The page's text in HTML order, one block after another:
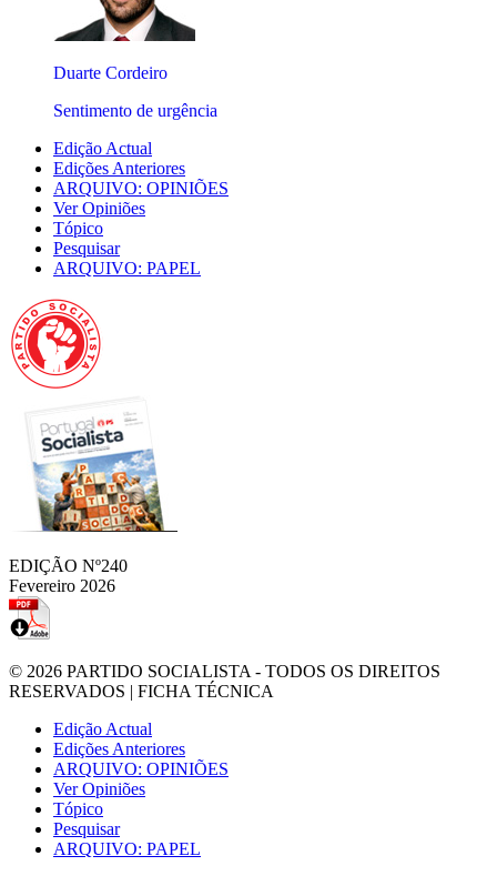
Duarte Cordeiro
Sentimento de urgência
Edição Actual
Edições Anteriores
ARQUIVO: OPINIÕES
Ver Opiniões
Tópico
Pesquisar
ARQUIVO: PAPEL
EDIÇÃO Nº240
Fevereiro 2026
© 2026 PARTIDO SOCIALISTA - TODOS OS DIREITOS
RESERVADOS | FICHA TÉCNICA
Edição Actual
Edições Anteriores
ARQUIVO: OPINIÕES
Ver Opiniões
Tópico
Pesquisar
ARQUIVO: PAPEL